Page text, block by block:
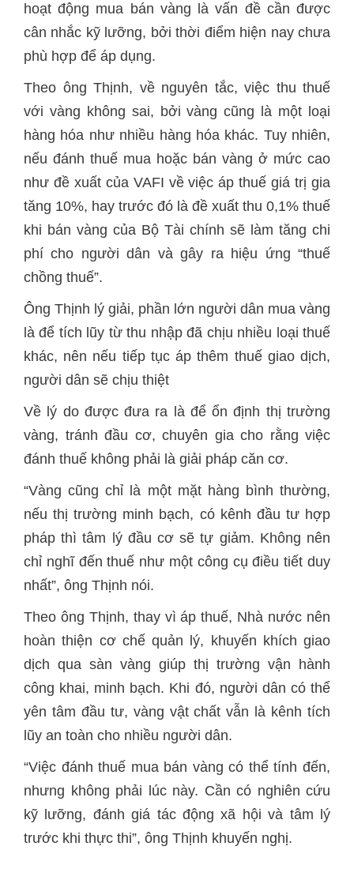
hoạt động mua bán vàng là vấn đề cần được
cân nhắc kỹ lưỡng, bởi thời điểm hiện nay chưa
phù hợp để áp dụng.
Theo ông Thịnh, về nguyên tắc, việc thu thuế
với vàng không sai, bởi vàng cũng là một loại
hàng hóa như nhiều hàng hóa khác. Tuy nhiên,
nếu đánh thuế mua hoặc bán vàng ở mức cao
như đề xuất của VAFI về việc áp thuế giá trị gia
tăng 10%, hay trước đó là đề xuất thu 0,1% thuế
khi bán vàng của Bộ Tài chính sẽ làm tăng chi
phí cho người dân và gây ra hiệu ứng “thuế
chồng thuế”.
Ông Thịnh lý giải, phần lớn người dân mua vàng
là để tích lũy từ thu nhập đã chịu nhiều loại thuế
khác, nên nếu tiếp tục áp thêm thuế giao dịch,
người dân sẽ chịu thiệt
Về lý do được đưa ra là để ổn định thị trường
vàng, tránh đầu cơ, chuyên gia cho rằng việc
đánh thuế không phải là giải pháp căn cơ.
“Vàng cũng chỉ là một mặt hàng bình thường,
nếu thị trường minh bạch, có kênh đầu tư hợp
pháp thì tâm lý đầu cơ sẽ tự giảm. Không nên
chỉ nghĩ đến thuế như một công cụ điều tiết duy
nhất”, ông Thịnh nói.
Theo ông Thịnh, thay vì áp thuế, Nhà nước nên
hoàn thiện cơ chế quản lý, khuyến khích giao
dịch qua sàn vàng giúp thị trường vận hành
công khai, minh bạch. Khi đó, người dân có thể
yên tâm đầu tư, vàng vật chất vẫn là kênh tích
lũy an toàn cho nhiều người dân.
“Việc đánh thuế mua bán vàng có thể tính đến,
nhưng không phải lúc này. Cần có nghiên cứu
kỹ lưỡng, đánh giá tác động xã hội và tâm lý
trước khi thực thi”, ông Thịnh khuyến nghị.